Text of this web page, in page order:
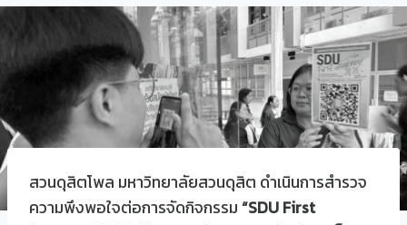
สวนดุสิตโพล มหาวิทยาลัยสวนดุสิต ดำเนินการสำรวจ
ความพึงพอใจต่อการจัดกิจกรรม“SDU First